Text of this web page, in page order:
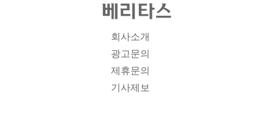
회사소개
광고문의
제휴문의
기사제보